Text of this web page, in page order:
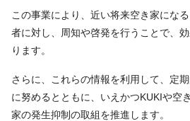
この事業により、近い将来空き家にな
者に対し、周知や啓発を行うことで、
ります。
さらに、これらの情報を利用して、定
に努めるとともに、いえかつKUKIや空
家の発生抑制の取組を推進します。